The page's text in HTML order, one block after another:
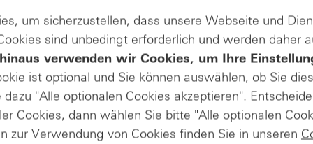
Relativen Stärke nach Levy
eine Momentaufnahme dar, d.h. die angezeigten
die Werte der Relativen Stärke nach Levy oder des
Sieauf den entsprechenden Datenpunkt im
jeweiligen Basiswert.
um sicherzustellen, dass unsere Webseite und
sind unbedingt erforderlich und werden daher
verwenden wir Cookies, um Ihre
ist optional und Sie können auswählen, ob Sie
"Alle optionalen Cookies akzeptieren".
Cookies, dann wählen Sie bitte "Alle optionalen
zur Verwendung von Cookies finden Sie in unseren